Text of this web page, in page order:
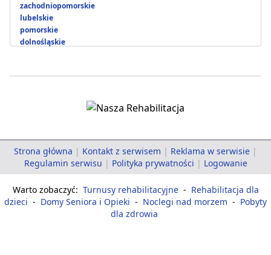
zachodniopomorskie
lubelskie
pomorskie
dolnośląskie
Strona główna | Kontakt z serwisem | Reklama w serwisie |
Regulamin serwisu | Polityka prywatności | Logowanie
Warto zobaczyć: Turnusy rehabilitacyjne - Rehabilitacja dla
dzieci - Domy Seniora i Opieki - Noclegi nad morzem - Pobyty
dla zdrowia